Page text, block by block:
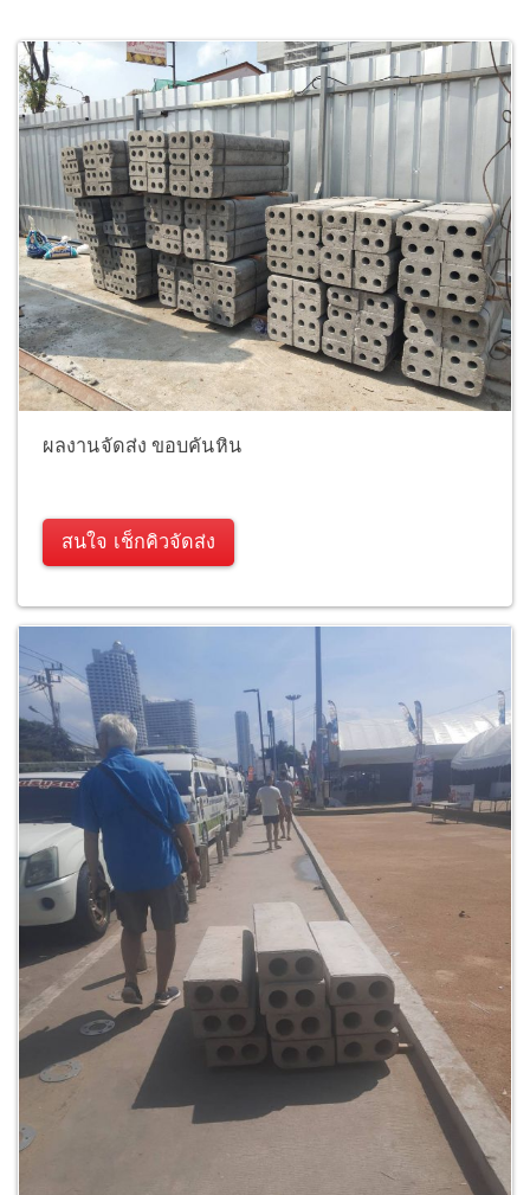
ผลงานจัดส่ง ขอบคันหิน
สนใจ เช็กคิวจัดส่ง